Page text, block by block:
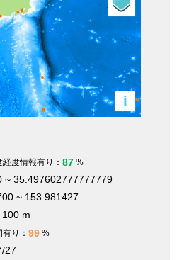
i
経度情報有り： 87 %
~ 35.497602777777779
~ 153.981427
m
り： 99 %
27